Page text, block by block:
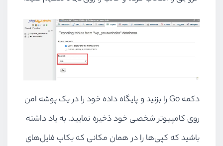
دکمهGoرا بزنید و پایگاه داده خود را در یک پوشه امن
روی کامپیوتر شخصی خود ذخیره نمایید. به یاد داشته
باشید که کپی‌ها را در همان مکانی که بکاپ فایل‌های